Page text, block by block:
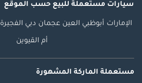
سيارات مستعملة للبيع حسب الموقع
الإمارات أبوظبي العين عجمان دبي الفجيرة
أم القيوين
مستعملة الماركة المشهورة